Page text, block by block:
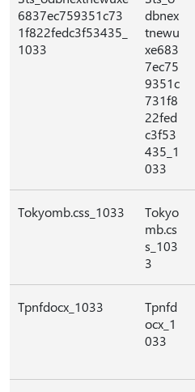
6837ec759351c73
1f822fedc3f53435_
1033
dbnex
tnewu
xe683
7ec75
9351c
731f8
22fed
c3f53
435_1
033
Tokyomb.css_1033
Tokyo
mb.cs
s_103
3
Tpnfdocx_1033
Tpnfd
ocx_1
033